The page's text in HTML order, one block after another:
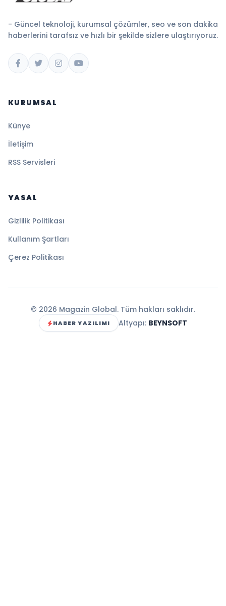
- Güncel teknoloji, kurumsal çözümler, seo ve son dakika
haberlerini tarafsız ve hızlı bir şekilde sizlere ulaştırıyoruz.
KURUMSAL
Künye
İletişim
RSS Servisleri
YASAL
Gizlilik Politikası
Kullanım Şartları
Çerez Politikası
© 2026 Magazin Global. Tüm hakları saklıdır.
HABER YAZILIMI Altyapı: BEYNSOFT